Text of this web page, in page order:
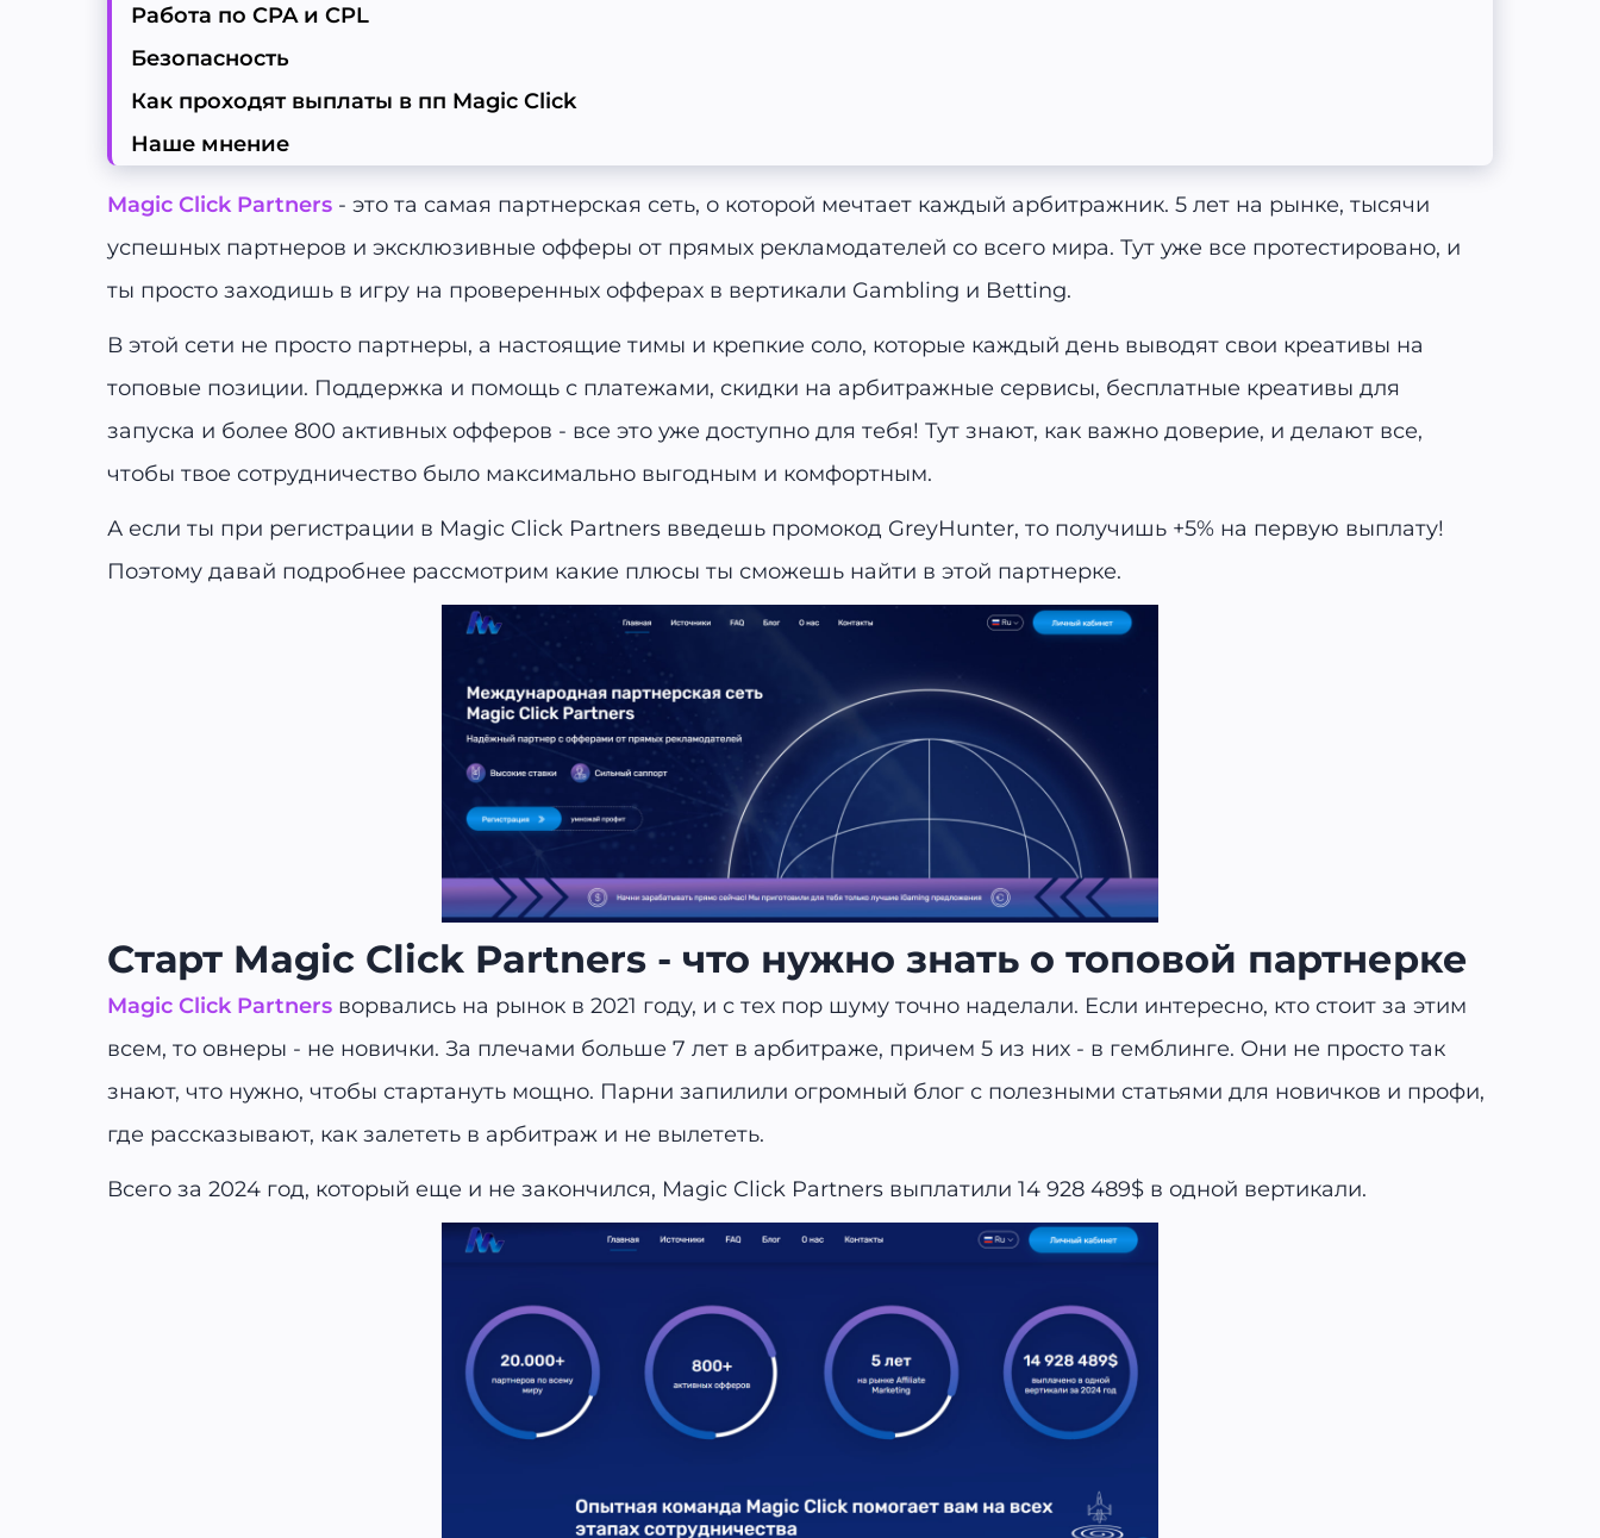
Работа по CPA и CPL
Безопасность
Как проходят выплаты в пп Magic Click
Наше мнение
Magic Click Partners - это та самая партнерская сеть, о которой мечтает каждый арбитражник. 5 лет на рынке, тысячи
успешных партнеров и эксклюзивные офферы от прямых рекламодателей со всего мира. Тут уже все протестировано, и
ты просто заходишь в игру на проверенных офферах в вертикали Gambling и Betting.
В этой сети не просто партнеры, а настоящие тимы и крепкие соло, которые каждый день выводят свои креативы на
топовые позиции. Поддержка и помощь с платежами, скидки на арбитражные сервисы, бесплатные креативы для
запуска и более 800 активных офферов - все это уже доступно для тебя! Тут знают, как важно доверие, и делают все,
чтобы твое сотрудничество было максимально выгодным и комфортным.
А если ты при регистрации в Magic Click Partners введешь промокод GreyHunter, то получишь +5% на первую выплату!
Поэтому давай подробнее рассмотрим какие плюсы ты сможешь найти в этой партнерке.
Старт Magic Click Partners - что нужно знать о топовой партнерке
Magic Click Partners ворвались на рынок в 2021 году, и с тех пор шуму точно наделали. Если интересно, кто стоит за этим
всем, то овнеры - не новички. За плечами больше 7 лет в арбитраже, причем 5 из них - в гемблинге. Они не просто так
знают, что нужно, чтобы стартануть мощно. Парни запилили огромный блог с полезными статьями для новичков и профи,
где рассказывают, как залететь в арбитраж и не вылететь.
Всего за 2024 год, который еще и не закончился, Magic Click Partners выплатили 14 928 489$ в одной вертикали.